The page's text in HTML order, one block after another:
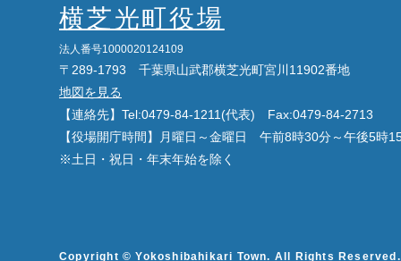
横芝光町役場
法人番号1000020124109
〒289-1793 千葉県山武郡横芝光町宮川11902番地
地図を見る
【連絡先】Tel:0479-84-1211(代表) Fax:0479-84-2713
【役場開庁時間】月曜日～金曜日 午前8時30分～午後5時
※土日・祝日・年末年始を除く
Copyright © Yokoshibahikari Town. All Rights Reserved.